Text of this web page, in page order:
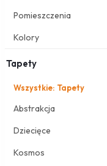
Pomieszczenia
Kolory
Tapety
Wszystkie: Tapety
Abstrakcja
Dziecięce
Kosmos